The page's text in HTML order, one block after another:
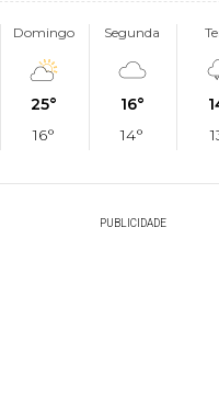
Domingo
25°
16°
Segunda
16°
14°
PUBLICIDADE